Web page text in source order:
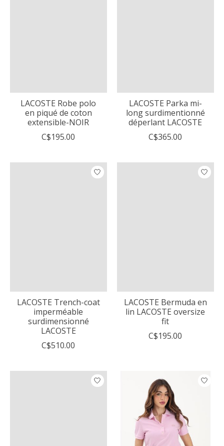
LACOSTE Robe polo
en piqué de coton
extensible-NOIR
C$195.00
LACOSTE Parka mi-
long surdimentionné
déperlant LACOSTE
C$365.00
LACOSTE Trench-coat
imperméable
surdimensionné
LACOSTE
C$510.00
LACOSTE Bermuda en
lin LACOSTE oversize
fit
C$195.00